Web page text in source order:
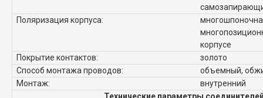
Поляризация корпуса:
корпусе
Покрытие контактов:
золото
Способ монтажа проводов:
объемный,
Монтаж:
внутренний
Технические параметры